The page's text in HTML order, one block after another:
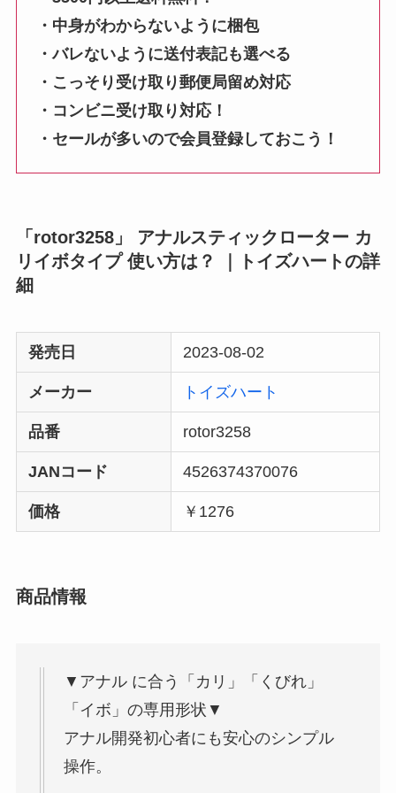
・中身がわからないように梱包
・バレないように送付表記も選べる
・こっそり受け取り郵便局留め対応
・コンビニ受け取り対応！
・セールが多いので会員登録しておこう！
「rotor3258」 アナルスティックローター カ
リイボタイプ 使い方は？ ｜トイズハートの詳
細
発売日 2023-08-02
メーカー トイズハート
品番 rotor3258
JANコード 4526374370076
価格 ￥1276
商品情報
▼アナル に合う「カリ」「くびれ」
「イボ」の専用形状▼
アナル開発初心者にも安心のシンプル
操作。